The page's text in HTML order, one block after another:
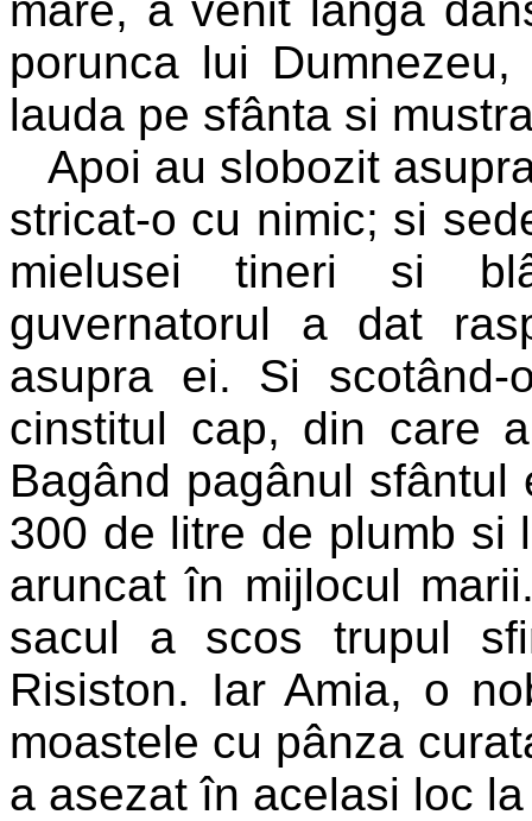
porunca lui
lauda pe sfânta si
Apoi au slobozit
stricat-o cu nimic; si
mielusei tineri si
guvernatorul a dat
asupra ei. Si
cinstitul cap, din care
Bagând pagânul
300 de litre de plumb si
aruncat în mijlocul
sacul a scos trupul
Risiston. Iar Amia, o
moastele cu pânza
a asezat în acelasi loc